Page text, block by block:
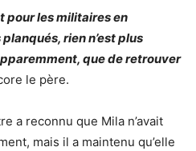
pour les militaires en
rien n’est plus
que de retrouver
le père.
a reconnu que Mila n’avait
mais il a maintenu qu’elle